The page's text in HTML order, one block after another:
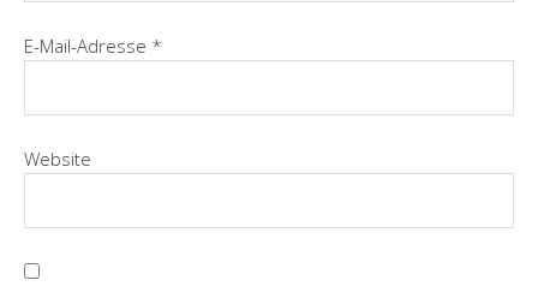
E-Mail-Adresse *
Website